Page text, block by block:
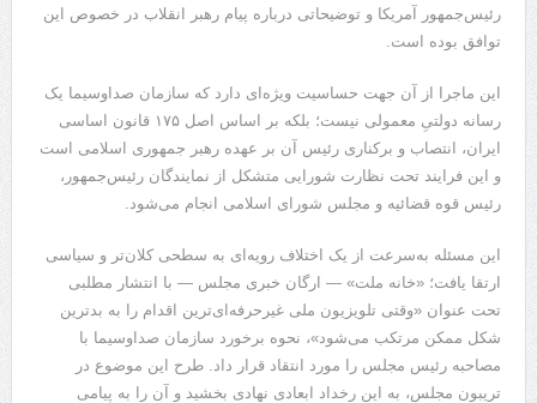
رئیس‌جمهور آمریکا و توضیحاتی درباره پیام رهبر انقلاب در خصوص این
توافق بوده است.
این ماجرا از آن جهت حساسیت ویژه‌ای دارد که سازمان صداوسیما یک
رسانه دولتیِ معمولی نیست؛ بلکه بر اساس اصل ۱۷۵ قانون اساسی
ایران، انتصاب و برکناری رئیس آن بر عهده رهبر جمهوری اسلامی است
و این فرایند تحت نظارت شورایی متشکل از نمایندگان رئیس‌جمهور،
رئیس قوه قضائیه و مجلس شورای اسلامی انجام می‌شود.
این مسئله به‌سرعت از یک اختلاف رویه‌ای به سطحی کلان‌تر و سیاسی
ارتقا یافت؛ «خانه ملت» — ارگان خبری مجلس — با انتشار مطلبی
تحت عنوان «وقتی تلویزیون ملی غیرحرفه‌ای‌ترین اقدام را به بدترین
شکل ممکن مرتکب می‌شود»، نحوه برخورد سازمان صداوسیما با
مصاحبه رئیس مجلس را مورد انتقاد قرار داد. طرح این موضوع در
تریبون مجلس، به این رخداد ابعادی نهادی بخشید و آن را به پیامی